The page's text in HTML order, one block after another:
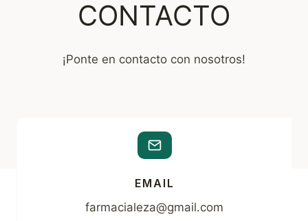
CONTACTO
¡Ponte en contacto con nosotros!
EMAIL
farmacialeza@gmail.com